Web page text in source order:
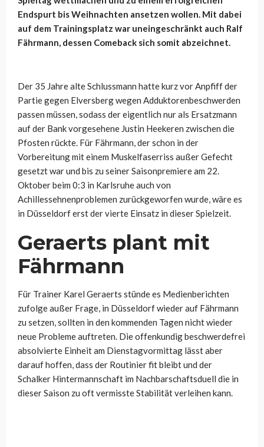
Endspurt bis Weihnachten ansetzen wollen. Mit dabei
auf dem Trainingsplatz war uneingeschränkt auch Ralf
Fährmann, dessen Comeback sich somit abzeichnet.
Der 35 Jahre alte Schlussmann hatte kurz vor Anpfiff der
Partie gegen Elversberg wegen Adduktorenbeschwerden
passen müssen, sodass der eigentlich nur als Ersatzmann
auf der Bank vorgesehene Justin Heekeren zwischen die
Pfosten rückte. Für Fährmann, der schon in der
Vorbereitung mit einem Muskelfaserriss außer Gefecht
gesetzt war und bis zu seiner Saisonpremiere am 22.
Oktober beim 0:3 in Karlsruhe auch von
Achillessehnenproblemen zurückgeworfen wurde, wäre es
in Düsseldorf erst der vierte Einsatz in dieser Spielzeit.
Geraerts plant mit
Fährmann
Für Trainer Karel Geraerts stünde es Medienberichten
zufolge außer Frage, in Düsseldorf wieder auf Fährmann
zu setzen, sollten in den kommenden Tagen nicht wieder
neue Probleme auftreten. Die offenkundig beschwerdefrei
absolvierte Einheit am Dienstagvormittag lässt aber
darauf hoffen, dass der Routinier fit bleibt und der
Schalker Hintermannschaft im Nachbarschaftsduell die in
dieser Saison zu oft vermisste Stabilität verleihen kann.